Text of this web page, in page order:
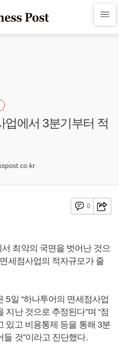
업에서 3분기부터 적
0
최악의 국면을 벗어난 것으
세점사업의 적자규모가 줄
5일 “하나투어의 면세점사업
지난 것으로 추정된다”며 “점
있고 비용통제 등을 통해 3분
것”이라고 진단했다.